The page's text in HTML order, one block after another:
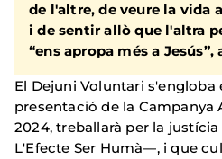
de l'altre, de veure la vida
i de sentir allò que l'altra
“ens apropa més a
El Dejuni Voluntari s'engloba
presentació de la Campanya
2024, treballarà per la
L'Efecte Ser Humà—, i que